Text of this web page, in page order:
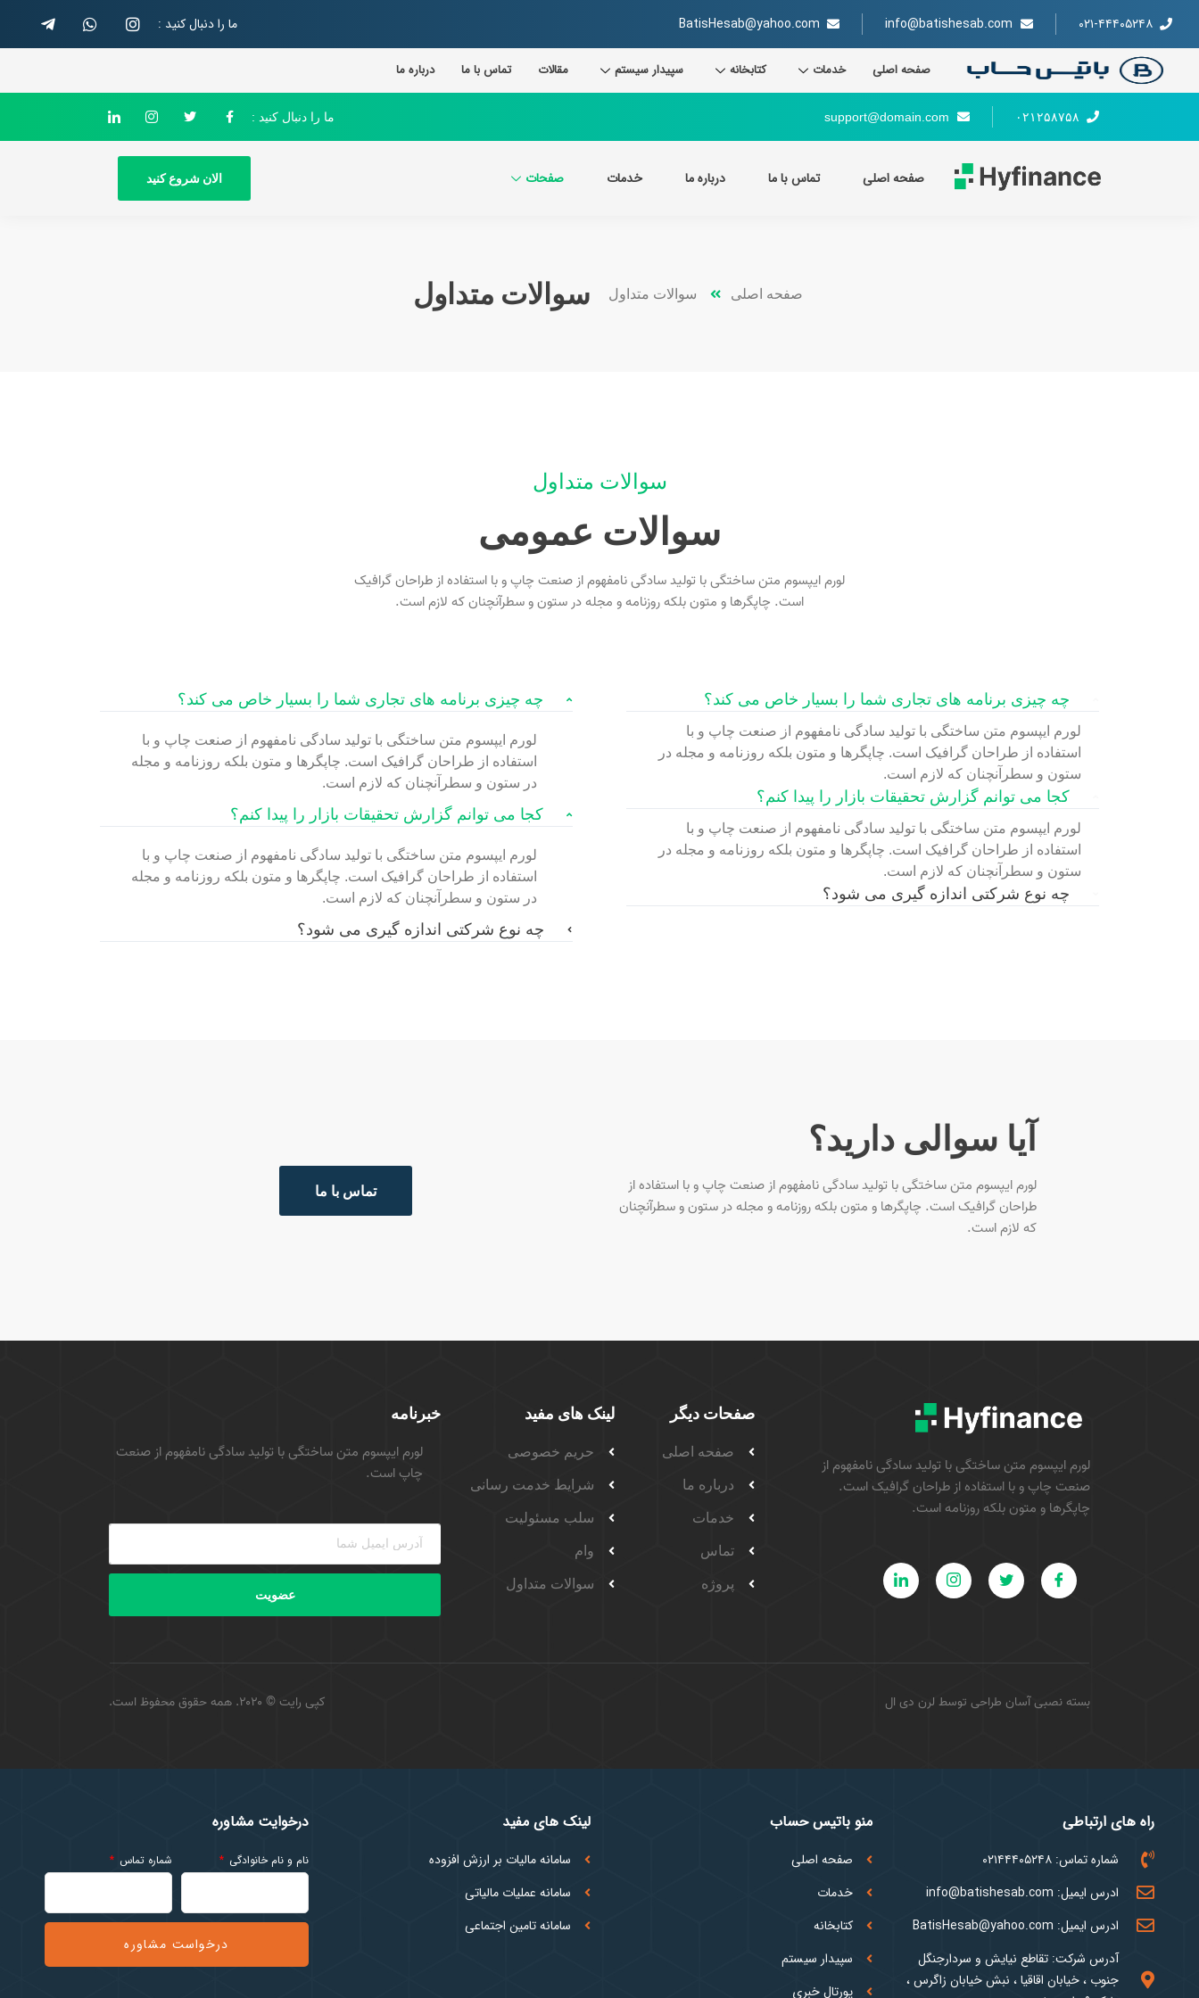
پرش
محتوا
۰۲۱-۴۴۴۰۵۲۴۸ info@batishesab.com
BatisHesab@yahoo.com ما را دنبال کنید :
صفحه اصلی خدمات کتابخانه سپیدار سیستم مقالات تماس با ما درباره ما
۰۲۱۲۵۸۷۵۸ support@domain.com ما را دنبال کنید :
صفحه اصلی تماس با ما درباره ما خدمات صفحات الان شروع کنید
صفحه اصلی سوالات متداول سوالات متداول
سوالات متداول
سوالات عمومی
لورم ایپسوم متن ساختگی با تولید سادگی نامفهوم از صنعت چاپ و با استفاده از طراحان گرافیک
است. چاپگرها و متون بلکه روزنامه و مجله در ستون و سطرآنچنان که لازم است.
چه چیزی برنامه های تجاری شما را بسیار خاص می کند؟
لورم ایپسوم متن ساختگی با تولید سادگی نامفهوم از صنعت چاپ و با
استفاده از طراحان گرافیک است. چاپگرها و متون بلکه روزنامه و مجله در
ستون و سطرآنچنان که لازم است.
کجا می توانم گزارش تحقیقات بازار را پیدا کنم؟
لورم ایپسوم متن ساختگی با تولید سادگی نامفهوم از صنعت چاپ و با
استفاده از طراحان گرافیک است. چاپگرها و متون بلکه روزنامه و مجله در
ستون و سطرآنچنان که لازم است.
چه نوع شرکتی اندازه گیری می شود؟
چه چیزی برنامه های تجاری شما را بسیار خاص می کند؟
لورم ایپسوم متن ساختگی با تولید سادگی نامفهوم از صنعت چاپ و با
استفاده از طراحان گرافیک است. چاپگرها و متون بلکه روزنامه و مجله
در ستون و سطرآنچنان که لازم است.
کجا می توانم گزارش تحقیقات بازار را پیدا کنم؟
لورم ایپسوم متن ساختگی با تولید سادگی نامفهوم از صنعت چاپ و با
استفاده از طراحان گرافیک است. چاپگرها و متون بلکه روزنامه و مجله
در ستون و سطرآنچنان که لازم است.
چه نوع شرکتی اندازه گیری می شود؟
آیا سوالی دارید؟
لورم ایپسوم متن ساختگی با تولید سادگی نامفهوم از صنعت چاپ و با استفاده از
طراحان گرافیک است. چاپگرها و متون بلکه روزنامه و مجله در ستون و سطرآنچنان
که لازم است.
تماس با ما
لورم ایپسوم متن ساختگی با تولید سادگی نامفهوم از
صنعت چاپ و با استفاده از طراحان گرافیک است.
چاپگرها و متون بلکه روزنامه است.
صفحات دیگر
صفحه اصلی
درباره ما
خدمات
تماس
پروژه
لینک های مفید
حریم خصوصی
شرایط خدمت رسانی
سلب مسئولیت
وام
سوالات متداول
خبرنامه
لورم ایپسوم متن ساختگی با تولید سادگی نامفهوم از صنعت
چاپ است.
عضویت
بسته نصبی آسان طراحی توسط لرن دی ال کپی رایت © ۲۰۲۰. همه حقوق محفوظ است.
راه های ارتباطی
شماره تماس: ۰۲۱۴۴۴۰۵۲۴۸
ادرس ایمیل: info@batishesab.com
ادرس ایمیل: BatisHesab@yahoo.com
آدرس شرکت: تقاطع نیایش و سردارجنگل
جنوب ، خیابان اقاقیا ، نبش خیابان زاگرس ،
منو باتیس حساب
صفحه اصلی
خدمات
کتابخانه
سپیدار سیستم
پورتال خبری
لینک های مفید
سامانه مالیات بر ارزش افزوده
سامانه عملیات مالیاتی
سامانه تامین اجتماعی
درخوایت مشاوره
نام و نام خانوادگی شماره تماس
درخواست مشاوره